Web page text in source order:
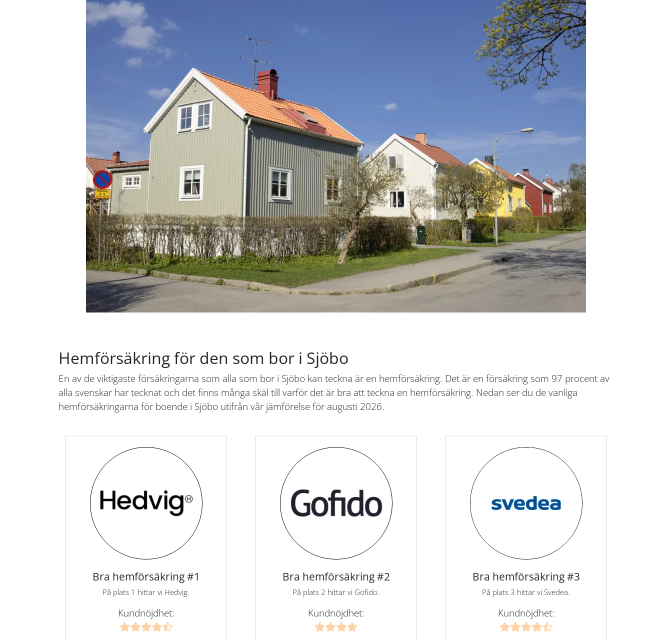
Hemförsäkring för den som bor i Sjöbo
En av de viktigaste försäkringarna som alla som bor i Sjöbo kan teckna är en hemförsäkring. Det är en försäkring som 97 procent av
alla svenskar har tecknat och det finns många skäl till varför det är bra att teckna en hemförsäkring. Nedan ser du de vanliga
hemförsäkringarna för boende i Sjöbo utifrån vår jämförelse för augusti 2026.
Bra hemförsäkring #1
På plats 1 hittar vi Hedvig.
Kundnöjdhet:
Bra hemförsäkring #2
På plats 2 hittar vi Gofido.
Kundnöjdhet:
Bra hemförsäkring #3
På plats 3 hittar vi Svedea.
Kundnöjdhet: